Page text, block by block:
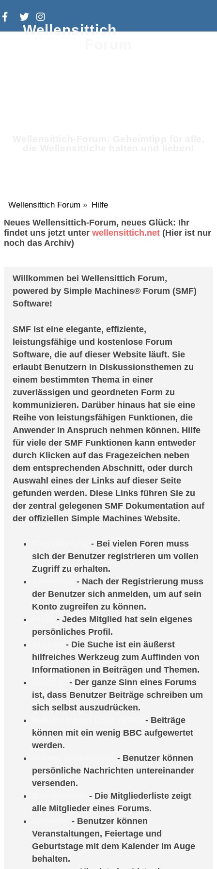
Wellensittich
Wellensittich Forum » Hilfe
Neues Wellensittich-Forum, neues Glück: Ihr
findet uns jetzt unter wellensittich.net (Hier ist nur
noch das Archiv)
Willkommen bei Wellensittich Forum,
powered by Simple Machines® Forum (SMF)
Software!
SMF ist eine elegante, effiziente,
leistungsfähige und kostenlose Forum
Software, die auf dieser Website läuft. Sie
erlaubt Benutzern in Diskussionsthemen zu
einem bestimmten Thema in einer
zuverlässigen und geordneten Form zu
kommunizieren. Darüber hinaus hat sie eine
Reihe von leistungsfähigen Funktionen, die
Anwender in Anspruch nehmen können. Hilfe
für viele der SMF Funktionen kann entweder
durch Klicken auf das Fragezeichen neben
dem entsprechenden Abschnitt, oder durch
Auswahl eines der Links auf dieser Seite
gefunden werden. Diese Links führen Sie zu
der zentral gelegenen SMF Dokumentation auf
der offiziellen Simple Machines Website.
- Bei vielen Foren muss
sich der Benutzer registrieren um vollen
Zugriff zu erhalten.
- Nach der Registrierung muss
der Benutzer sich anmelden, um auf sein
Konto zugreifen zu können.
- Jedes Mitglied hat sein eigenes
persönliches Profil.
- Die Suche ist ein äußerst
hilfreiches Werkzeug zum Auffinden von
Informationen in Beiträgen und Themen.
- Der ganze Sinn eines Forums
ist, dass Benutzer Beiträge schreiben um
sich selbst auszudrücken.
- Beiträge
können mit ein wenig BBC aufgewertet
werden.
- Benutzer können
persönliche Nachrichten untereinander
versenden.
- Die Mitgliederliste zeigt
alle Mitglieder eines Forums.
- Benutzer können
Veranstaltungen, Feiertage und
Geburtstage mit dem Kalender im Auge
behalten.